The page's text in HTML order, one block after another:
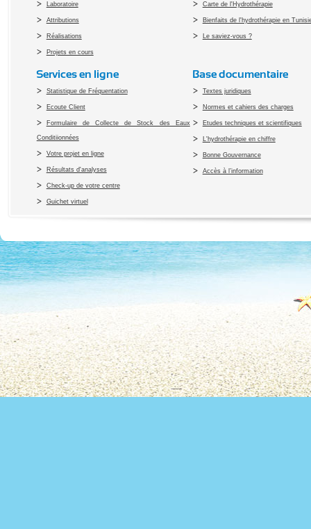
Laboratoire
Attributions
Réalisations
Projets en cours
Carte de l'Hydrothérapie
Bienfaits de l'hydrothérapie en
Le saviez-vous ?
Services en ligne
Statistique de Fréquentation
Ecoute Client
Formulaire de Collecte de Stock des Eaux
Conditiionnées
Votre projet en ligne
Résultats d'analyses
Check-up de votre centre
Guichet virtuel
Base documentaire
Textes juridiques
Normes et cahiers des charges
Etudes techniques et scientifiques
L'hydrothérapie en chiffre
Bonne Gouvernance
Accès à l’information